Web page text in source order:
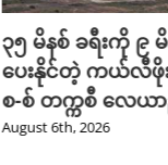
၃၅ မိနစ် ခရီးကို ၉
ပေးနိုင်တဲ့ ကယ်လီဖိုး
စ-စ် တက္ကစီ လေယ
August 6th, 2026